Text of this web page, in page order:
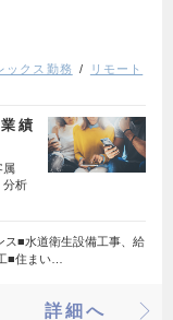
ックス勤務
リモート
績
属
分析
ス■水道衛生設備工事、給
■住まい…
詳細へ